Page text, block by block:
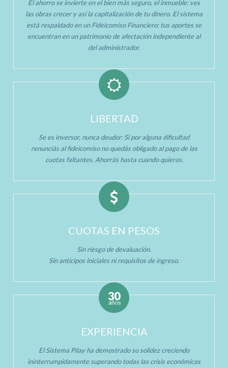
El ahorro se invierte en el bien más seguro, el inmueble: ves
las obras crecer y así la capitalización de tu dinero. El sistema
está respaldado en un Fideicomiso Financiero: tus aportes se
encuentran en un patrimonio de afectación independiente al
del administrador.
LIBERTAD
Se es inversor, nunca deudor: Si por alguna dificultad
renunciás al fideicomiso no quedás obligado al pago de las
cuotas faltantes. Ahorrás hasta cuando quieras.
CUOTAS EN PESOS
Sin riesgo de devaluación.
Sin anticipos iniciales ni requisitos de ingreso.
EXPERIENCIA
El Sistema Pilay ha demostrado su solidez creciendo
ininterrumpidamente superando todas las crisis económicas